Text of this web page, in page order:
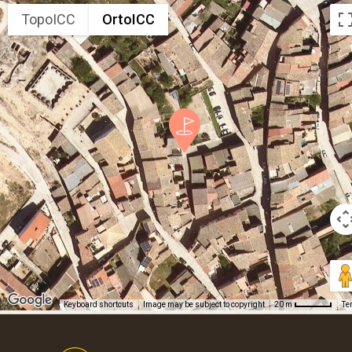
TopoICC OrtoICC
Keyboard shortcuts Image may be subject to copyright 20 m